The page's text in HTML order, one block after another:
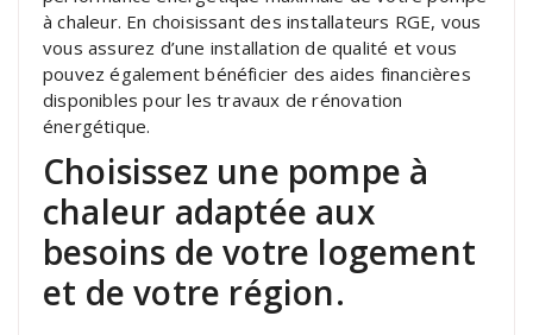
à chaleur. En choisissant des installateurs RGE, vous
vous assurez d’une installation de qualité et vous
pouvez également bénéficier des aides financières
disponibles pour les travaux de rénovation
énergétique.
Choisissez une pompe à
chaleur adaptée aux
besoins de votre logement
et de votre région.